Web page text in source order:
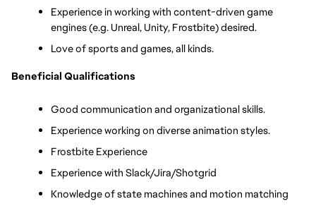
Experience in working with content-driven game
engines (e.g. Unreal, Unity, Frostbite) desired.
Love of sports and games, all kinds.
Beneficial Qualifications
Good communication and organizational skills.
Experience working on diverse animation styles.
Frostbite Experience
Experience with Slack/Jira/Shotgrid
Knowledge of state machines and motion matching